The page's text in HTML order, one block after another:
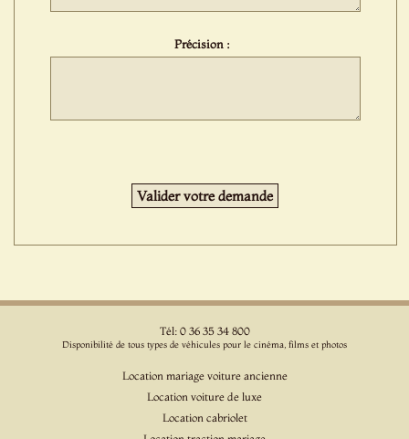
Précision :
Tél: 0 36 35 34 800
Disponibilité de tous types de véhicules pour le cinéma, films et photos
Location mariage voiture ancienne
Location voiture de luxe
Location cabriolet